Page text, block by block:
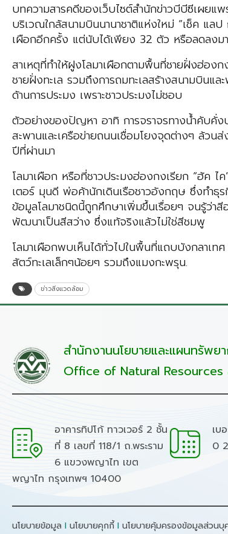
บทความสารคดีของเว็บไซต์สำนักข่าวบีบีซีเผยแ
บริเวณใกล้สนามบินนานาชาติแห่งใหม่ “เช็ค แ
เผือกอีกครั้ง แต่นับได้เพียง 32 ตัว หรือลดลง
สาเหตุที่ทำให้ฝูงโลมาเผือกตามพื้นที่ชายฝั่งฮ่อง
ชายฝั่งทะเล รวมถึงการถมทะเลสร้างสนามบิน
ด้านการประมง เพราะชาวประมงไม่ชอบ
ตัวอย่างของปัญหา อาทิ การจราจรทางน้ำคับคั่
สะพานและเครือข่ายถนนเชื่อมโยงจุดต่างๆ ล้ว
ปีที่ผ่านมา
โลมาเผือก หรือที่ชาวประมงฮ่องกงเรียก “ฮัค
เตอร์ มุนดี พ่อค้านักเดินเรือชาวอังกฤษ ซึ่งทำธุร
ข้อมูลโลมาชนิดนี้ถูกศึกษาเพิ่มขึ้นเรื่อยๆ จนรู้ว่า
พัฒนาเป็นสีสว่าง ซึ่งแท้จริงแล้วไม่ใช่สีชมพู
โลมาเผือกพบเห็นได้ทั่วไปในพื้นที่แถบบังกลาเ
สัตว์ทะเลเล็กๆน้อยๆ รวมถึงแมงกะพรุน.
ข่าวสิ่งแวดล้อม
สำนักงานนโยบายและแผนทรัพย
Office of Natural Resources
อาคารทิปโก้ ทาวเวอร์ 2 ชั้น
ที่ 8 เลขที่ 118/1 ถ.พระราม
6 แขวงพญาไท เขต
พญาไท กรุงเทพฯ 10400
เบ
0
นโยบายข้อมูล I นโยบายคุกกี้ I นโยบายคุ้มครองข้อมูลส่วนบุ